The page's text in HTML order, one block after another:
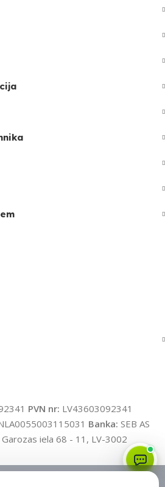
PVN nr: LV43603092341
Banka: SEB AS
Garozas iela 68 - 11, LV-3002